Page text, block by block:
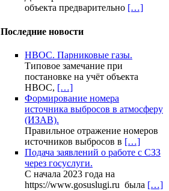
объекта предварительно […]
Последние новости
НВОС. Парниковые газы.
Типовое замечание при
постановке на учёт объекта
НВОС, […]
Формирование номера
источника выбросов в атмосферу
(ИЗАВ).
Правильное отражение номеров
источников выбросов в […]
Подача заявлений о работе с СЗЗ
через госуслуги.
С начала 2023 года на
https://www.gosuslugi.ru была […]